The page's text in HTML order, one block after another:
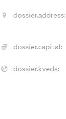
dossier.address:
dossier.capital:
dossier.kveds: